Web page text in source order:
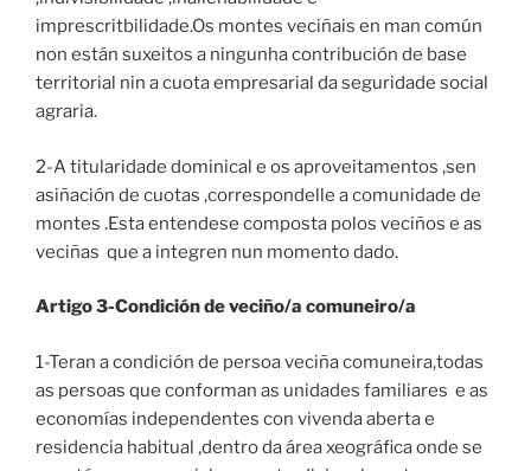
imprescritbilidade.Os montes veciñais en man común
non están suxeitos a ningunha contribución de base
territorial nin a cuota empresarial da seguridade social
agraria.
2-A titularidade dominical e os aproveitamentos ,sen
asiñación de cuotas ,correspondelle a comunidade de
montes .Esta entendese composta polos veciños e as
veciñas que a integren nun momento dado.
Artigo 3-Condición de veciño/a comuneiro/a
1-Teran a condición de persoa veciña comuneira,todas
as persoas que conforman as unidades familiares e as
economías independentes con vivenda aberta e
residencia habitual ,dentro da área xeográfica onde se